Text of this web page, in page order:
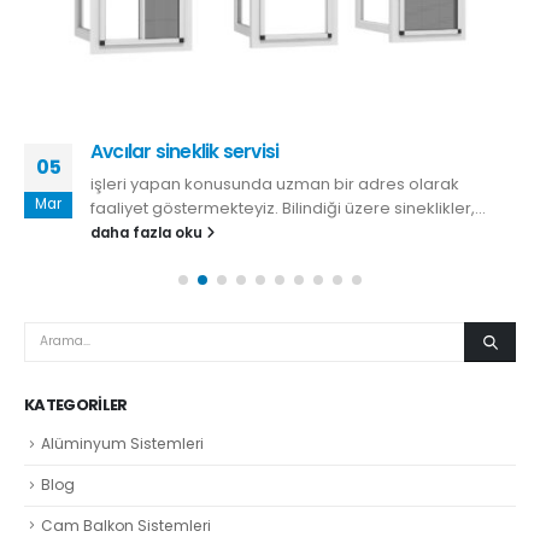
05
Mar
Avcılar sineklik servisi
işleri yapan konusunda uzman bir adres olarak
faaliyet göstermekteyiz. Bilindiği üzere sineklikler,...
daha fazla oku
KATEGORILER
Alüminyum Sistemleri
Blog
Cam Balkon Sistemleri